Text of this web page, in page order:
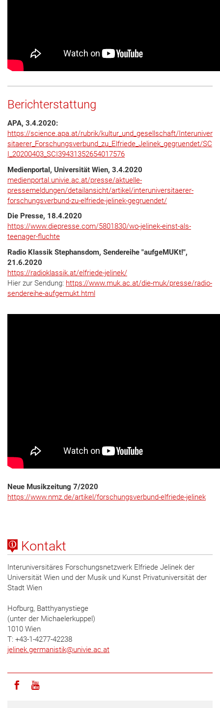
Berichterstattung
APA, 3.4.2020:
https://science.apa.at/rubrik/kultur_und_gesellschaft/Interuniver
sitaerer_Forschungsverbund_zu_Elfriede_Jelinek_gegruendet/SC
I_20200403_SCI39431352654017576
Medienportal, Universität Wien, 3.4.2020
medienportal.univie.ac.at/presse/aktuelle-
pressemeldungen/detailansicht/artikel/interuniversitaerer-
forschungsverbund-zu-elfriede-jelinek-gegruendet/
Die Presse, 18.4.2020
https://www.diepresse.com/5801830/wo-jelinek-einst-als-
teenager-fluchte
Radio Klassik Stephansdom, Sendereihe "aufgeMUKt!",
21.6.2020
https://radioklassik.at/elfriede-jelinek/
Hier zur Sendung: https://www.muk.ac.at/die-muk/presse/radio-
sendereihe-aufgemukt.html
Neue Musikzeitung 7/2020
https://www.nmz.de/artikel/forschungsverbund-elfriede-jelinek
Kontakt
Interuniversitäres Forschungsnetzwerk Elfriede Jelinek der
Universität Wien und der Musik und Kunst Privatuniversität der
Stadt Wien
Hofburg, Batthyanystiege
(unter der Michaelerkuppel)
1010 Wien
T: +43-1-4277-42238
jelinek.germanistik@univie.ac.at
Icon facebook
Icon youtube